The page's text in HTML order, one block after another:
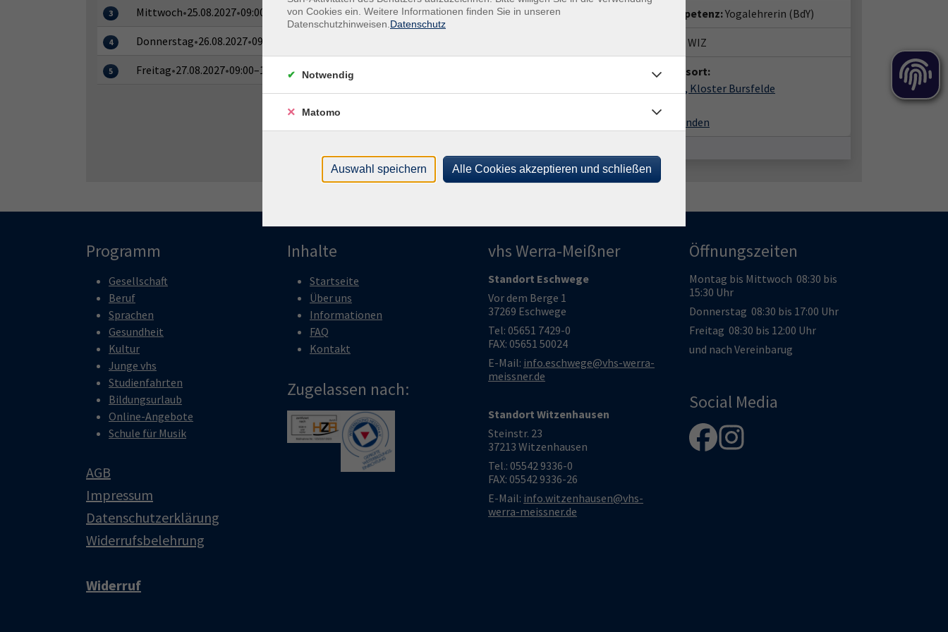
3 Mittwoch•25.08.2027•09:00–21:15 Uhr HMÜ-Bursfelde, Kloster Bursfelde
4 Donnerstag•26.08.2027•09:00–18:30 Uhr
5 Freitag•27.08.2027•09:00–13:00 Uhr
Dozentenkompetenz:Yogalehrerin (BdY)
Geschäftsstelle WIZ
Veranstaltungsort:
HMÜ-Bursfelde, Kloster Bursfelde
34346 Hann. Münden
Programm
Gesellschaft
Beruf
Sprachen
Gesundheit
Kultur
Junge vhs
Studienfahrten
Bildungsurlaub
Online-Angebote
Schule für Musik
AGB
Impressum
Datenschutzerklärung
Widerrufsbelehrung
Widerruf
Inhalte
Startseite
Über uns
Informationen
FAQ
Kontakt
Zugelassen nach:
Show larger versionShow larger version
vhs Werra-Meißner
Standort Eschwege
Vor dem Berge 1
37269 Eschwege
Tel: 05651 7429-0
FAX: 05651 50024
E-Mail: info.eschwege@vhs-werra-
meissner.de
Standort Witzenhausen
Steinstr. 23
37213 Witzenhausen
Tel.: 05542 9336-0
FAX: 05542 9336-26
E-Mail: info.witzenhausen@vhs-
werra-meissner.de
Öffnungszeiten
Montag bis Mittwoch 08:30 bis
15:30 Uhr
Donnerstag 08:30 bis 17:00 Uhr
Freitag 08:30 bis 12:00 Uhr
und nach Vereinbarug
Social Media
von Cookies ein. Weitere Informationen finden Sie in unseren
Datenschutzhinweisen. Datenschutz
Notwendig
Matomo
Auswahl speichern Alle Cookies akzeptieren und schließen